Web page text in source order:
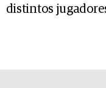
distintos